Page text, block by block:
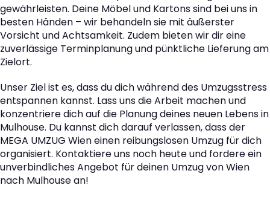
gewährleisten. Deine Möbel und Kartons sind bei uns in
besten Händen – wir behandeln sie mit äußerster
Vorsicht und Achtsamkeit. Zudem bieten wir dir eine
zuverlässige Terminplanung und pünktliche Lieferung am
Zielort.
Unser Ziel ist es, dass du dich während des Umzugsstress
entspannen kannst. Lass uns die Arbeit machen und
konzentriere dich auf die Planung deines neuen Lebens in
Mulhouse. Du kannst dich darauf verlassen, dass der
MEGA UMZUG Wien einen reibungslosen Umzug für dich
organisiert. Kontaktiere uns noch heute und fordere ein
unverbindliches Angebot für deinen Umzug von Wien
nach Mulhouse an!